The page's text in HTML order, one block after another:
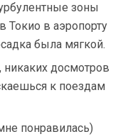
зоны
Токио в аэропорту
была мягкой.
никаких досмотров
к поездам
понравилась)